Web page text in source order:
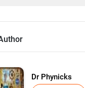
Dr Phynicks